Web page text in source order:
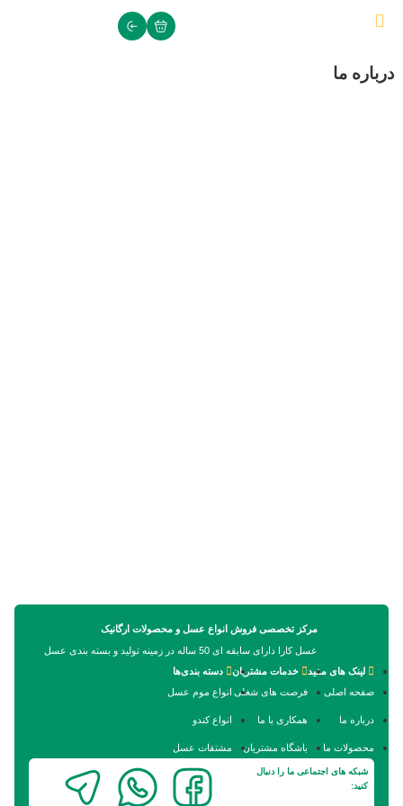
درباره ما
مرکز تخصصی فروش انواع عسل و محصولات ارگانیک
عسل کارا دارای سابقه ای 50 ساله در زمینه تولید و بسته بندی عسل
لینک های مفید
صفحه اصلی
درباره ما
محصولات ما
خدمات مشتریان
فرصت های شغلی
همکاری با ما
باشگاه مشتریان
دسته بندی‌ها
انواع موم عسل
انواع کندو
مشتقات عسل
شبکه های اجتماعی ما را دنبال
کنید: